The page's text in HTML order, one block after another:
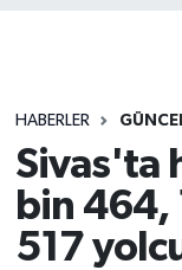
HABERLER
Sivas'ta
bin 464,
517
GÜNCEL
KÜLTÜR
Son Dakika
Haber Arşivi